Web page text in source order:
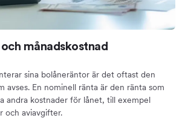
månadskostnad
sina bolåneräntor är det oftast den
avses. En nominell ränta är den ränta som
andra kostnader för lånet, till exempel
och aviavgifter.